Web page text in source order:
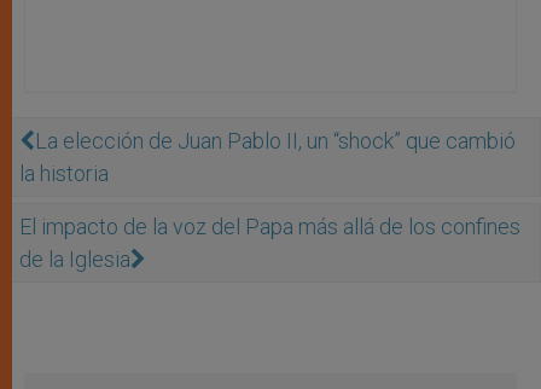
La elección de Juan Pablo II, un “shock” que cambió
la historia
El impacto de la voz del Papa más allá de los confines
de la Iglesia